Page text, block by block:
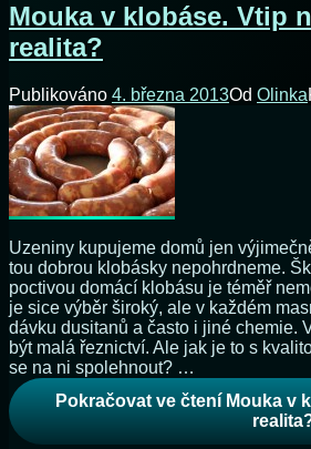
Mouka v klobáse. Vtip
realita?
Publikováno 4. března 2013Od Olinka
Uzeniny kupujeme domů jen
tou dobrou klobásky nepohrdneme.
poctivou domácí klobásu je téměř
je sice výběr široký, ale v každém
dávku dusitanů a často i jiné chemie.
být malá řeznictví. Ale jak je to s
se na ni spolehnout? …
Pokračovat ve čtení Mouka v